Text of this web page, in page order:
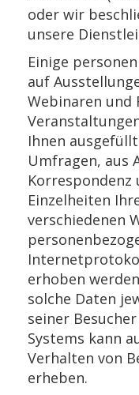
oder wir
unsere
Einige
auf
Webinaren und
Ihnen
Umfragen, aus
Korrespondenz
Einzelheiten
verschiedenen
erhoben
solche Daten
seiner
Systems kann
Verhalten von
erheben.